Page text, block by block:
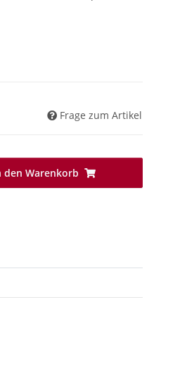
Frage zum Artikel
den Warenkorb